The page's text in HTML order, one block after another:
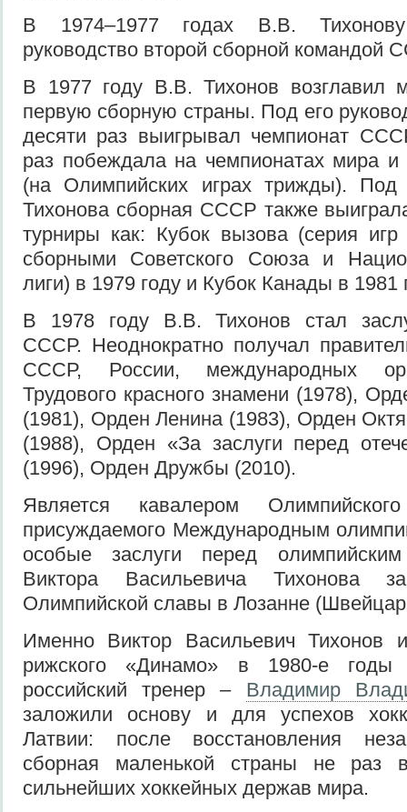
В 1974–1977 годах В.В.
руководство второй сборной командой
В 1977 году В.В. Тихонов возглавил
первую сборную страны. Под его
десяти раз выигрывал чемпионат
раз побеждала на чемпионатах мира и
(на Олимпийских играх трижды). Под
Тихонова сборная СССР также
турниры как: Кубок вызова (серия
сборными Советского Союза и
лиги) в 1979 году и Кубок Канады в 1981
В 1978 году В.В. Тихонов стал
СССР. Неоднократно получал
СССР, России, международных
Трудового красного знамени (1978),
(1981), Орден Ленина (1983), Орден
(1988), Орден «За заслуги перед
(1996), Орден Дружбы (2010).
Является кавалером
присуждаемого Международным
особые заслуги перед
Виктора Васильевича Тихонова
Олимпийской славы в Лозанне
Именно Виктор Васильевич Тихонов
рижского «Динамо» в 1980-е годы
российский тренер – Владимир
заложили основу и для успехов
Латвии: после восстановления
сборная маленькой страны не раз
сильнейших хоккейных держав мира.